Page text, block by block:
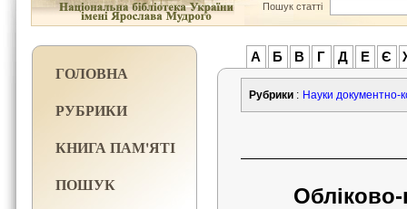
Пошук статті
ГОЛОВНА
РУБРИКИ
КНИГА ПАМ'ЯТІ
ПОШУК
А Б В Г Д Е Є
Рубрики : Науки документно-